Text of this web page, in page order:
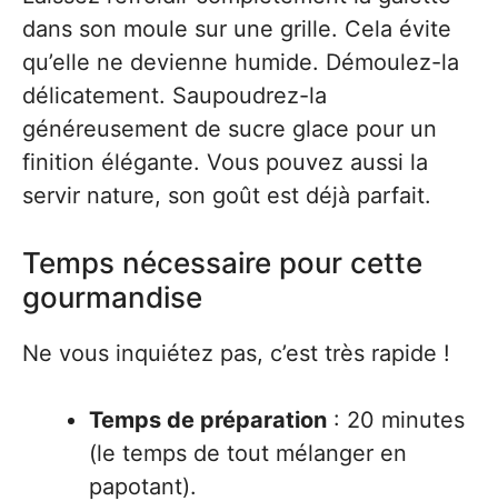
dans son moule sur une grille. Cela évite
qu’elle ne devienne humide. Démoulez-la
délicatement. Saupoudrez-la
généreusement de sucre glace pour un
finition élégante. Vous pouvez aussi la
servir nature, son goût est déjà parfait.
Temps nécessaire pour cette
gourmandise
Ne vous inquiétez pas, c’est très rapide !
Temps de préparation : 20 minutes
(le temps de tout mélanger en
papotant).